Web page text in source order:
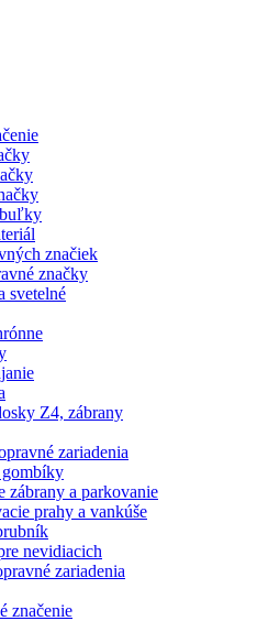
značiek
značky
svetelné
Z4, zábrany
zariadenia
zábrany a parkovanie
prahy a vankúše
nevidiacich
zariadenia
značenie